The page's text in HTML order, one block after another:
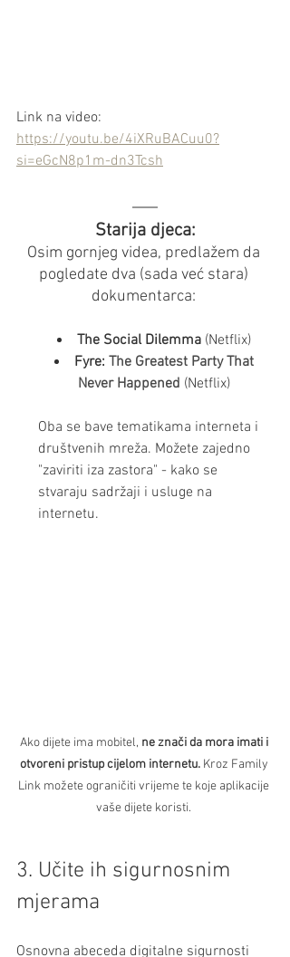
Link na video:
https://youtu.be/4iXRuBACuu0?
si=eGcN8p1m-dn3Tcsh
Starija djeca:
Osim gornjeg videa, predlažem da
pogledate dva (sada već stara)
dokumentarca:
The Social Dilemma (Netflix)
Fyre: The Greatest Party That
Never Happened (Netflix)
Oba se bave tematikama interneta i
društvenih mreža. Možete zajedno
"zaviriti iza zastora" - kako se
stvaraju sadržaji i usluge na
internetu.
Ako dijete ima mobitel, ne znači da mora imati i
otvoreni pristup cijelom internetu. Kroz Family
Link možete ograničiti vrijeme te koje aplikacije
vaše dijete koristi.
3. Učite ih sigurnosnim
mjerama
Osnovna abeceda digitalne sigurnosti